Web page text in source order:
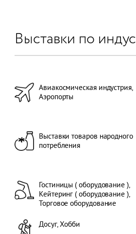
Выставки по
Авиакосмическая индустрия,
Аэропорты
Выставки товаров народного
потребления
Гостиницы ( оборудование ),
Кейтеринг ( оборудование ),
Торговое оборудование
Досуг, Хобби